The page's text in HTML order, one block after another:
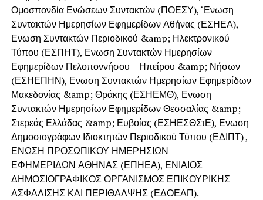
Ομοσπονδία Ενώσεων Συντακτών (ΠΟΕΣΥ), ‘Ενωση
Συντακτών Ημερησίων Εφημερίδων Αθήνας (ΕΣΗΕΑ),
Ενωση Συντακτών Περιοδικού &amp; Ηλεκτρονικού
Τύπου (ΕΣΠΗΤ), Ενωση Συντακτών Ημερησίων
Εφημερίδων Πελοποννήσου – Ηπείρου &amp; Νήσων
(ΕΣΗΕΠΗΝ), Ενωση Συντακτών Ημερησίων Εφημερίδων
Μακεδονίας &amp; Θράκης (ΕΣΗΕΜΘ), Ενωση
Συντακτών Ημερησίων Εφημερίδων Θεσσαλίας &amp;
Στερεάς Ελλάδας &amp; Ευβοίας (ΕΣΗΕΣΘΣτΕ), Ενωση
Δημοσιογράφων Ιδιοκτητών Περιοδικού Τύπου (ΕΔΙΠΤ) ,
ΕΝΩΣΗ ΠΡΟΣΩΠΙΚΟΥ ΗΜΕΡΗΣΙΩΝ
ΕΦΗΜΕΡΙΔΩΝ ΑΘΗΝΑΣ (ΕΠΗΕΑ), ΕΝΙΑΙΟΣ
ΔΗΜΟΣΙΟΓΡΑΦΙΚΟΣ ΟΡΓΑΝΙΣΜΟΣ ΕΠΙΚΟΥΡΙΚΗΣ
ΑΣΦΑΛΙΣΗΣ ΚΑΙ ΠΕΡΙΘΑΛΨΗΣ (ΕΔΟΕΑΠ).